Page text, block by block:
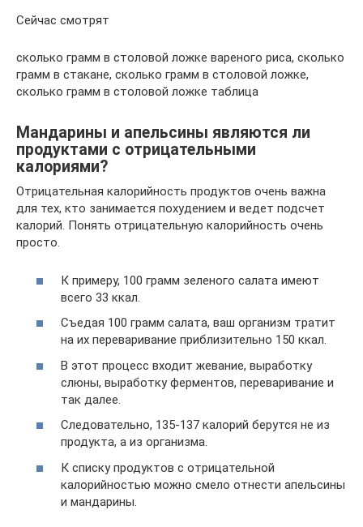
Сейчас смотрят
сколько грамм в столовой ложке вареного риса, сколько
грамм в стакане, сколько грамм в столовой ложке,
сколько грамм в столовой ложке таблица
Мандарины и апельсины являются ли
продуктами с отрицательными
калориями?
Отрицательная калорийность продуктов очень важна
для тех, кто занимается похудением и ведет подсчет
калорий. Понять отрицательную калорийность очень
просто.
К примеру, 100 грамм зеленого салата имеют
всего 33 ккал.
Съедая 100 грамм салата, ваш организм тратит
на их переваривание приблизительно 150 ккал.
В этот процесс входит жевание, выработку
слюны, выработку ферментов, переваривание и
так далее.
Следовательно, 135-137 калорий берутся не из
продукта, а из организма.
К списку продуктов с отрицательной
калорийностью можно смело отнести апельсины
и мандарины.